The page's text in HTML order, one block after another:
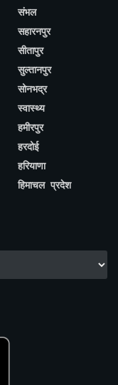
संभल
सहारनपुर
सीतापुर
सुल्तानपुर
सोनभद्र
स्वास्थ्य
हमीरपुर
हरदोई
हरियाणा
हिमाचल प्रदेश